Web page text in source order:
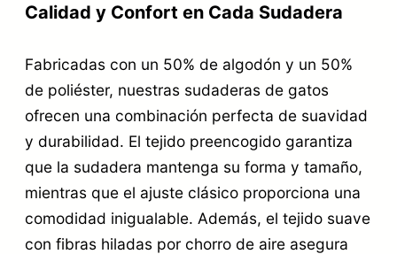
Calidad y Confort en Cada Sudadera
Fabricadas con un 50% de algodón y un 50%
de poliéster, nuestras sudaderas de gatos
ofrecen una combinación perfecta de suavidad
y durabilidad. El tejido preencogido garantiza
que la sudadera mantenga su forma y tamaño,
mientras que el ajuste clásico proporciona una
comodidad inigualable. Además, el tejido suave
con fibras hiladas por chorro de aire asegura